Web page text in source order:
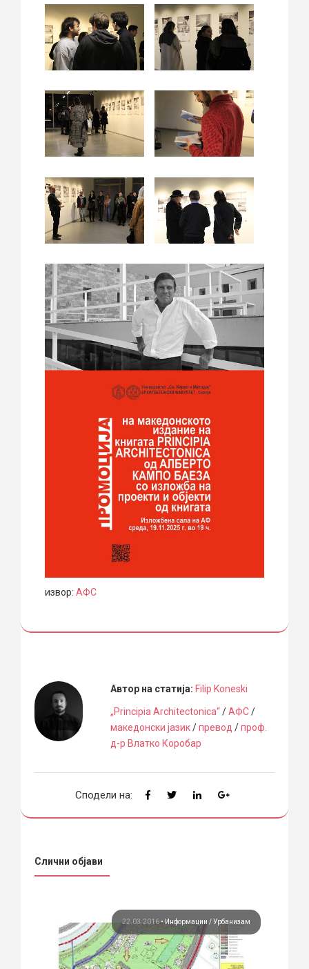
извор: АФС
Автор на статија: Filip Koneski
„Principia Architectonica“/АФС/
македонски јазик/превод /проф.
д-р Влатко Коробар
Сподели на:
Слични објави
22.03.2016• Информации Урбанизам